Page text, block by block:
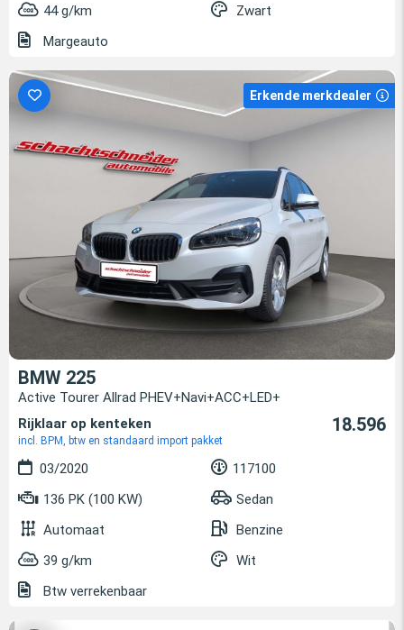
44 g/km
Zwart
Margeauto
Erkende merkdealer
BMW 225
Active Tourer Allrad PHEV+Navi+ACC+LED+
Rijklaar op kenteken
incl. BPM, btw en standaard import pakket
18.596
03/2020
117100
136 PK (100 KW)
Sedan
Automaat
Benzine
39 g/km
Wit
Btw verrekenbaar